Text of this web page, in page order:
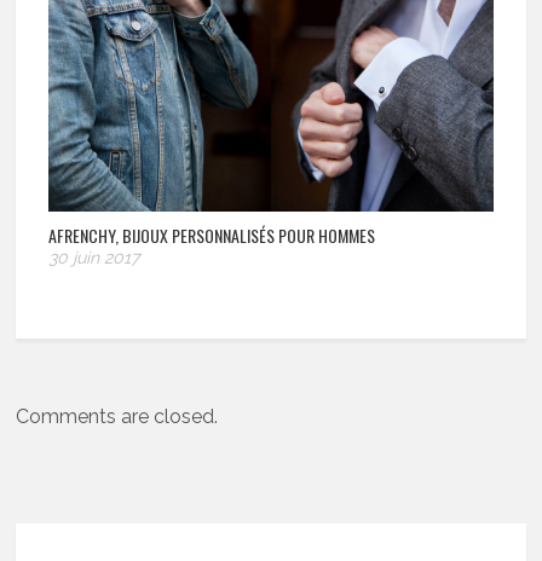
AFRENCHY, BIJOUX PERSONNALISÉS POUR HOMMES
30 juin 2017
Comments are closed.